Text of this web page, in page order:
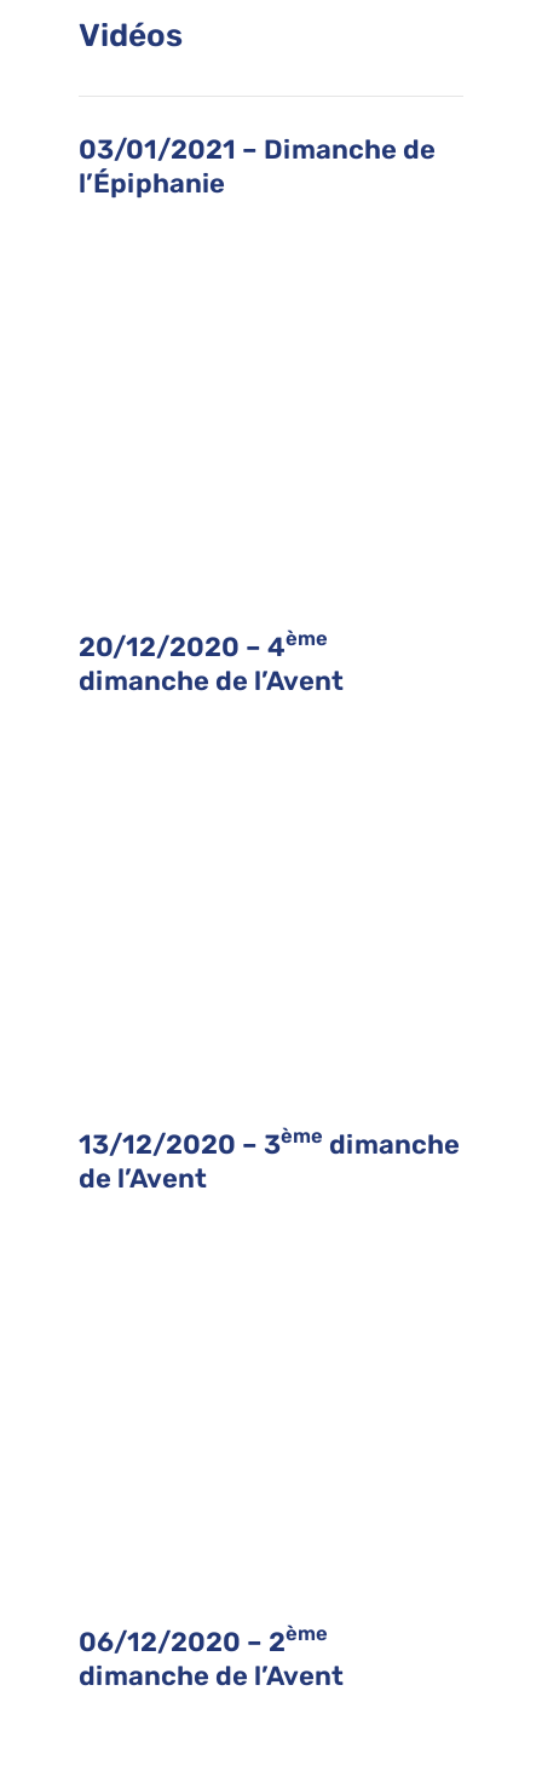
Vidéos
03/01/2021 – Dimanche de
l’Épiphanie
20/12/2020 – 4ème
dimanche de l’Avent
13/12/2020 – 3ème dimanche
de l’Avent
06/12/2020 – 2ème
dimanche de l’Avent